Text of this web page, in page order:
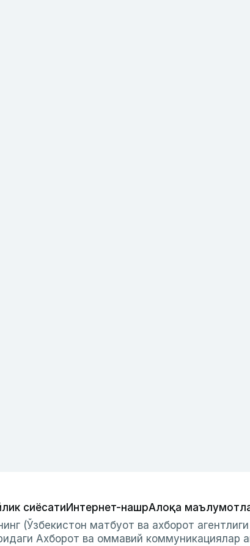
сиёсатиИнтернет-нашрАлоқа
(Ўзбекистон матбуот ва ахборот
Ахборот ва оммавий коммуникациялар